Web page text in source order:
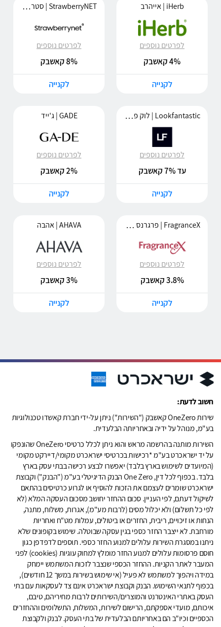
iHerb | אייהרב
לפרטים נוספים
4% קאשבק
לקנייה
StrawberryNET | סטרוברינט
לפרטים נוספים
8% קאשבק
לקנייה
Lookfantastic | לוק פנטסטיק
לפרטים נוספים
עד 7% קאשבק
לקנייה
GADE | ג'ייד
לפרטים נוספים
2% קאשבק
לקנייה
FragranceX | פרגרנס איקס
לפרטים נוספים
3.8% קאשבק
לקנייה
AHAVA | אהבה
לפרטים נוספים
3% קאשבק
לקנייה
חשוב לדעת:
שירות OneZero קאשבק ("השירות") ניתן על-ידי חברת קאשדו טכנולוגיות
בע"מ, מנוהל על ידיה ובאחריותה הבלעדית.
השירות מותנה בהרשמה מראש והוא ניתן לכלל כרטיסי OneZero שהונפקו
על יד ישראכרט בע"מ *רכישות בכרטיסי ישראכרט מקומי/דיירקט מקומי
(המיועדים לשימוש בארץ בלבד) יאפשרו לבצע רכישה בבתי עסק בארץ
בלבד. בכפוף לכל דין, One Zero הבנק הדיגיטלי בע"מ ("הבנק") וקבוצת
ישראכרט שומרים לעצמם את הזכות להוסיף או לגרוע כרטיסים בהתאם
לשיקול דעתם, לפי העניין. סכום ההחזר יחושב מסכום העסקה המלא (לא
לפי כל תשלום) ולא יכלול מסים (לרבות מע"מ), אגרות, משלוח, מתנה,
הנחות או זיכויים, ריבית, החזרים או ביטולים, עמלות מט"ח ואחריות
מורחבת. לא ייצבר החזר כספי בגין עסקה שבוטלה. שימוש בקופונים שלא
ניתנו במסגרת השירות עלולים למנוע החזר כספי. תוספים לדפדפן כגון
חוסם פרסומות עלולים למנוע החזר מומלץ למחוק עוגיות (cookies) לפני
המעבר לאתר הקניות. ההחזר הכספי שנצבר לזכות המשתמש יימחק
במידה ויהפוך למשתמש לא פעיל (אי שימוש בשירות במשך 12 חודשים),
בכפוף לתנאי השימוש. הבנק וקבוצת ישראכרט אינם צד לעסקאות עם בתי
העסק באתרי האינטרנט והמוצרים/השירותים לרבות מחיריהם, טיבם,
איכותם, מועדי אספקתם, הרישום לשירות, המשלוח, התשלומים וההחזרים
הכספיים וכיו"ב הם באחריותם הבלעדית של בתי העסק. לבנק ולקבוצת